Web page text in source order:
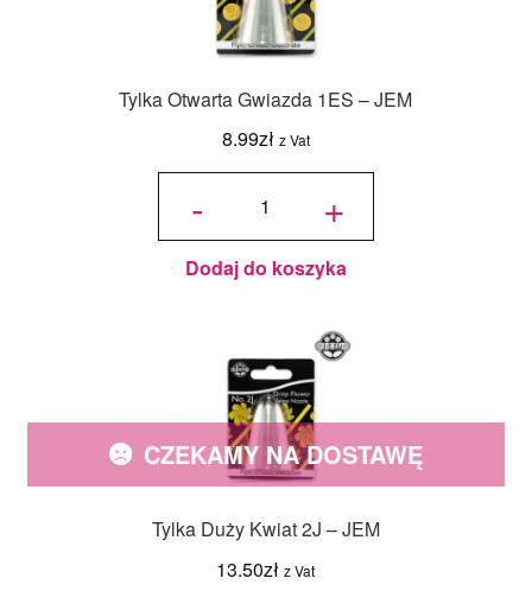
Tylka Otwarta Gwiazda 1ES – JEM
8.99zł z Vat
-
ilość
Gwiazda
1ES -
JEM +
Dodaj do koszyka
Tylka Duży Kwiat 2J – JEM
13.50zł z Vat
CZEKAMY NA DOSTAWĘ